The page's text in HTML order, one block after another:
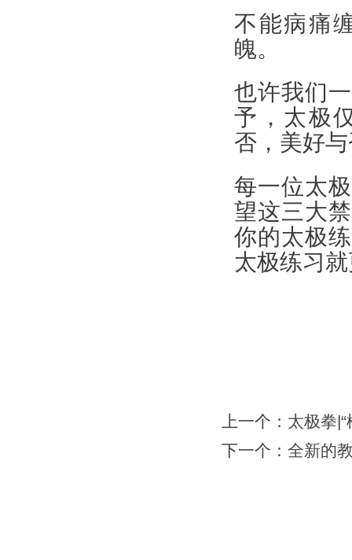
不能病痛
魄。
也许我们
予，太极
否，美好
每一位太
望这三大
你的太极
太极练习
上一个： 太极拳|“
下一个： 全新的